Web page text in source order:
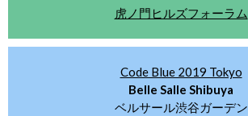
虎ノ門ヒルズフォーラム
Code Blue 2019 Tokyo
Belle Salle Shibuya
ベルサール渋谷ガーデン